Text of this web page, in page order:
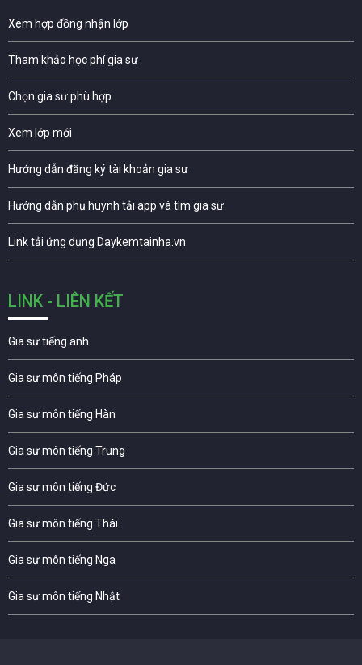
Xem hợp đồng nhận lớp
Tham khảo học phí gia sư
Chọn gia sư phù hợp
Xem lớp mới
Hướng dẫn đăng ký tài khoản gia sư
Hướng dẫn phụ huynh tải app và tìm gia sư
Link tải ứng dụng Daykemtainha.vn
LINK - LIÊN KẾT
Gia sư tiếng anh
Gia sư môn tiếng Pháp
Gia sư môn tiếng Hàn
Gia sư môn tiếng Trung
Gia sư môn tiếng Đức
Gia sư môn tiếng Thái
Gia sư môn tiếng Nga
Gia sư môn tiếng Nhật